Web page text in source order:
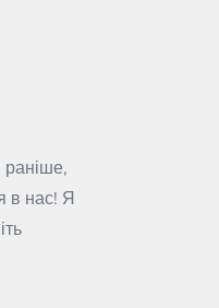
раніше,
в нас! Я